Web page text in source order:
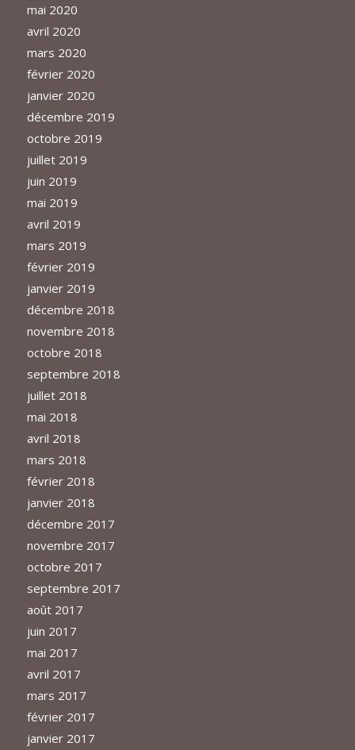
mai 2020
avril 2020
mars 2020
février 2020
janvier 2020
décembre 2019
octobre 2019
juillet 2019
juin 2019
mai 2019
avril 2019
mars 2019
février 2019
janvier 2019
décembre 2018
novembre 2018
octobre 2018
septembre 2018
juillet 2018
mai 2018
avril 2018
mars 2018
février 2018
janvier 2018
décembre 2017
novembre 2017
octobre 2017
septembre 2017
août 2017
juin 2017
mai 2017
avril 2017
mars 2017
février 2017
janvier 2017